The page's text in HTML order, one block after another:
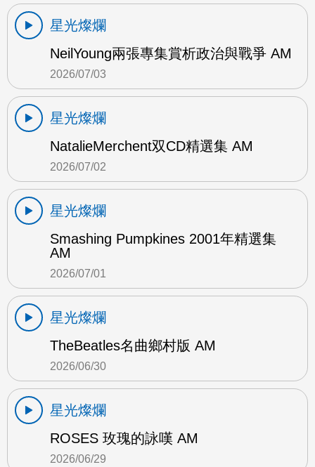
星光燦爛
NeilYoung兩張專集賞析政治與戰爭 AM
2026/07/03
星光燦爛
NatalieMerchent双CD精選集 AM
2026/07/02
星光燦爛
Smashing Pumpkines 2001年精選集
AM
2026/07/01
星光燦爛
TheBeatles名曲鄉村版 AM
2026/06/30
星光燦爛
ROSES 玫瑰的詠嘆 AM
2026/06/29